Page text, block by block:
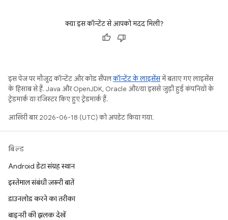
क्या इस कॉन्टेंट से आपको मदद मिली?
इस पेज पर मौजूद कॉन्टेंट और कोड सैंपलकॉन्टेंट के लाइसेंसमें बताए गए लाइसेंस
के हिसाब से हैं. Java और OpenJDK, Oracle और/या इससे जुड़ी हुई कंपनियों के
ट्रेडमार्क या रजिस्टर किए हुए ट्रेडमार्क हैं.
आखिरी बार 2026-06-18 (UTC) को अपडेट किया गया.
बिल्ड
Android डेटा संग्रह स्थान
इस्तेमाल संबंधी ज़रूरी बातें
डाउनलोड करने का तरीका
बाइनरी की झलक देखें